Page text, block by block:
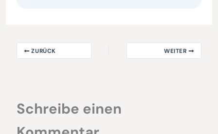
ZURÜCK WEITER
Schreibe einen